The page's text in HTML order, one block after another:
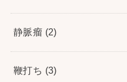
静脈瘤 (2)
鞭打ち (3)